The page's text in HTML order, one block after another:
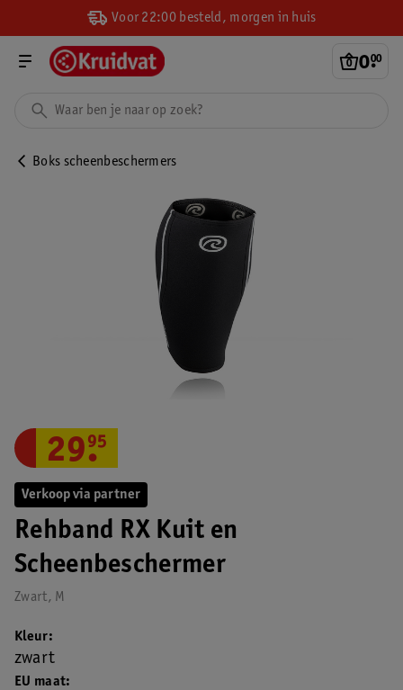
Voor 22:00 besteld, morgen in huis
0.
00
Boks scheenbeschermers
Verkoop via partner
Rehband RX Kuit en
Scheenbeschermer
Zwart, M
29.
95
EU maat
Kleur
zwart